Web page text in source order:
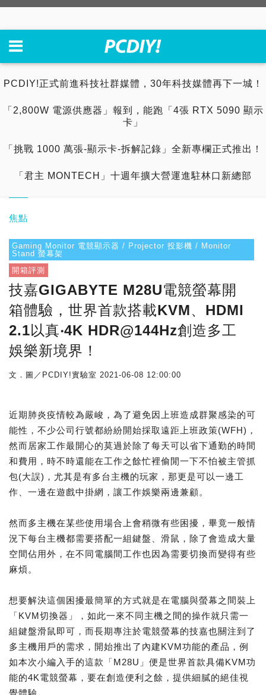
PCDIY!正式前進科技社群媒體，30年科技媒體再下一城！
「2,800W 電源供應器」報到，能跑「4張 RTX 5090 顯示
卡」
「挑戰 1000 萬張-顯示卡-拆解記錄」全新專欄正式推出！
「君主 MONTECH」十週年擴大營運進駐林口新總部
焦點
Gaming Monitor 電競顯示器 / Projector 投影機 / Monitor
Stand 螢幕架
開箱評測
技嘉GIGABYTE M28U電競螢幕開
箱體驗，世界首款搭載KVM、HDMI
2.1以真‧4K HDR@144Hz創造多工
娛樂新境界！
文．圖／PCDIY!實驗室 2021-06-08 12:00:00
近期肺炎疫情較為嚴峻，為了避免因上班造成群聚感染的可
能性，不少公司行號都紛紛開始採取遠距上班政策(WFH)，
然而居家工作最開心的莫過於除了每天可以省下通勤的時間
和費用，時不時還能在工作之餘忙裡偷閒一下不怕被主管抓
包(大誤)，尤其是有多台主機的玩家，那更是可以一邊工
作、一邊在遊戲中掛網，讓工作娛樂兩邊兼顧。
然而多主機在某些使用場合上會稍微有些困擾，畢竟一般情
況下每台主機都需要搭配一組鍵盤、滑鼠，除了會造成大量
空間佔用外，在不同電腦間工作也因為需要切換而變得有些
麻煩。
想要解決這個困擾最簡單的方式就是在電腦與螢幕之間裝上
「KVM切換器」，如此一來不同主機之間的操作就只需一
組鍵盤滑鼠即可，而長期專注於電競螢幕的技嘉也關注到了
多主機用戶的需求，開始推出了內建KVM功能的產品，例
如本次小編入手的這款「M28U」便是世界首款具備KVM功
能的4K電競螢幕，要在創造便利之餘，提供細膩的絕佳視
覺體驗。